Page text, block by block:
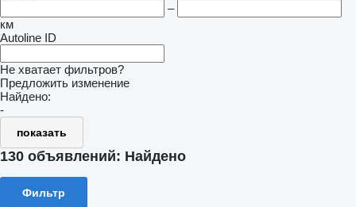
–
км
Autoline ID
Не хватает фильтров?
Предложить изменение
Найдено:
-
показать
130 объявлений: Найдено
Фильтр